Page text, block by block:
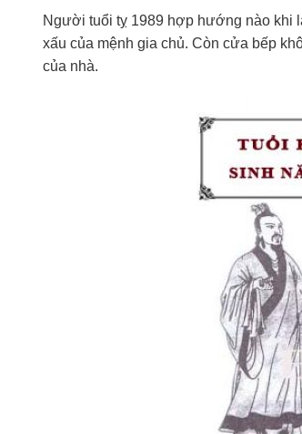
Người tuổi tỵ 1989 hợp hướng nào khi
xấu của mệnh gia chủ. Còn cửa bếp
của nhà.